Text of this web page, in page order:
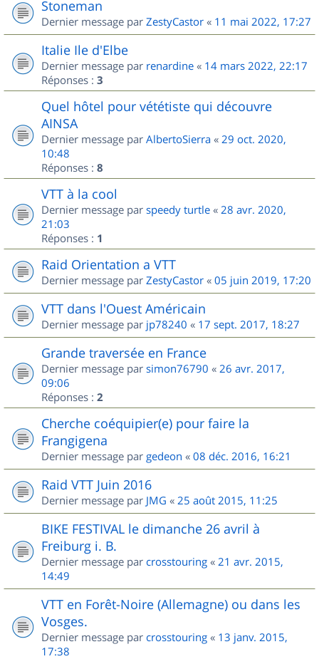
Stoneman
Dernier message par ZestyCastor « 11 mai 2022, 17:27
Italie Ile d'Elbe
Dernier message par renardine « 14 mars 2022, 22:17
Réponses : 3
Quel hôtel pour vététiste qui découvre
AINSA
Dernier message par AlbertoSierra « 29 oct. 2020,
10:48
Réponses : 8
VTT à la cool
Dernier message par speedy turtle « 28 avr. 2020,
21:03
Réponses : 1
Raid Orientation a VTT
Dernier message par ZestyCastor « 05 juin 2019, 17:20
VTT dans l'Ouest Américain
Dernier message par jp78240 « 17 sept. 2017, 18:27
Grande traversée en France
Dernier message par simon76790 « 26 avr. 2017,
09:06
Réponses : 2
Cherche coéquipier(e) pour faire la
Frangigena
Dernier message par gedeon « 08 déc. 2016, 16:21
Raid VTT Juin 2016
Dernier message par JMG « 25 août 2015, 11:25
BIKE FESTIVAL le dimanche 26 avril à
Freiburg i. B.
Dernier message par crosstouring « 21 avr. 2015,
14:49
VTT en Forêt-Noire (Allemagne) ou dans les
Vosges.
Dernier message par crosstouring « 13 janv. 2015,
17:38